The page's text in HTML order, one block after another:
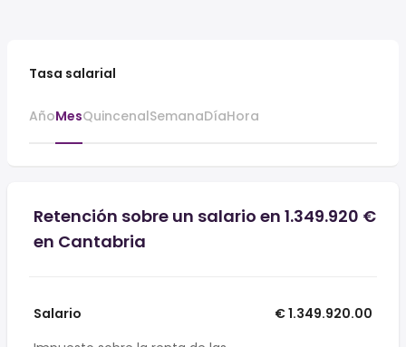
Tasa salarial
AñoMesQuincenalSemanaDíaHora
Retención sobre un salario en 1.349.920 €
en Cantabria
Salario
€ 1.349.920.00